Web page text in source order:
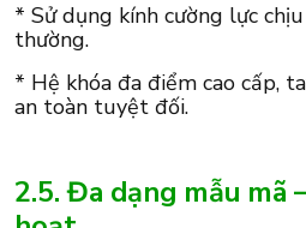
* Sử dụng kính cường lực
thường.
* Hệ khóa đa điểm cao cấp,
an toàn tuyệt đối.
2.5. Đa dạng mẫu mã